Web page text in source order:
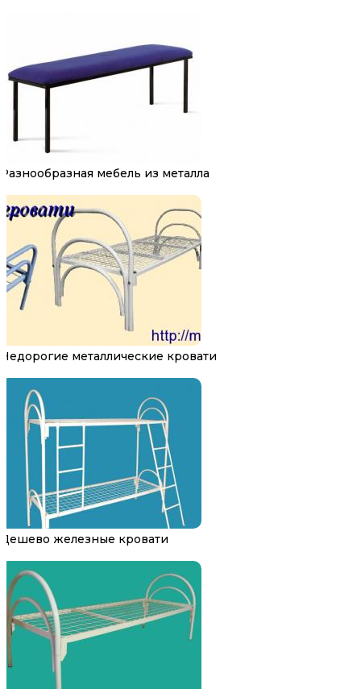
Разнообразная мебель из металла
Недорогие металлические кровати
Дешево железные кровати